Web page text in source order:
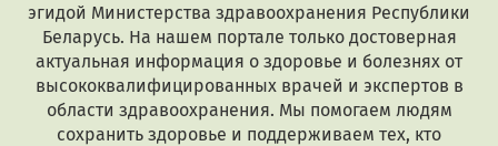
эгидой Министерства здравоохранения Республики
Беларусь. На нашем портале только достоверная
актуальная информация о здоровье и болезнях от
высококвалифицированных врачей и экспертов в
области здравоохранения. Мы помогаем людям
сохранить здоровье и поддерживаем тех, кто